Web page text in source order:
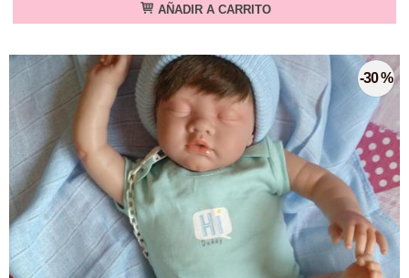
AÑADIR A CARRITO
-30 %